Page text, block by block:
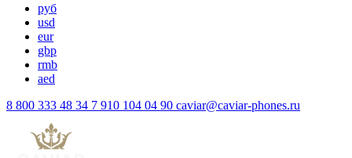
руб
usd
eur
gbp
rmb
aed
8 800 333 48 34 7 910 104 04 90 caviar@caviar-phones.ru